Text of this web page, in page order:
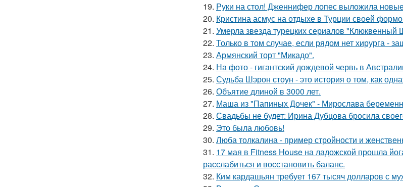
19. Руки на стол! Дженнифер лопес выложила
20. Кристина асмус на отдыхе в Турции своей
21. Умерла звезда турецких сериалов
22. Только в том случае, если рядом нет хирурга -
23. Армянский торт "Микадо".
24. На фото - гигантский дождевой червь в
25. Судьба Шэрон стоун - это история о том, как
26. Объятие длиной в 3000 лет.
27. Маша из "Папиных Дочек" - Мирослава
28. Свадьбы не будет: Ирина Дубцова бросила
29. Это была любовь!
30. Люба толкалина - пример стройности и
31. 17 мая в Fitness House на ладожской прошла
расслабиться и восстановить баланс.
32. Ким кардашьян требует 167 тысяч долларов с